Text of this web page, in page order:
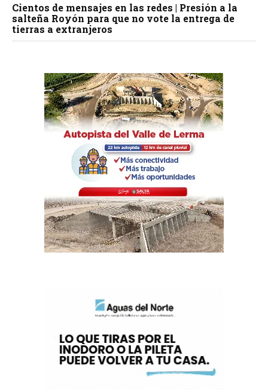
Cientos de mensajes en las redes | Presión a la
salteña Royón para que no vote la entrega de
tierras a extranjeros